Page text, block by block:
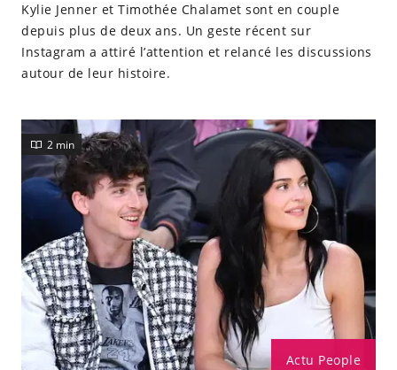
Kylie Jenner et Timothée Chalamet sont en couple
depuis plus de deux ans. Un geste récent sur
Instagram a attiré l’attention et relancé les discussions
autour de leur histoire.
Actu People
2 min